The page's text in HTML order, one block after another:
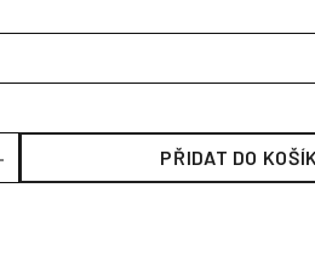
PŘIDAT DO